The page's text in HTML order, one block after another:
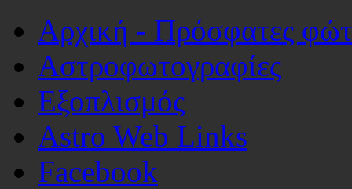
Αρχική - Πρόσφατες
Αστροφωτογραφίες
Εξοπλισμός
Astro Web Links
Facebook